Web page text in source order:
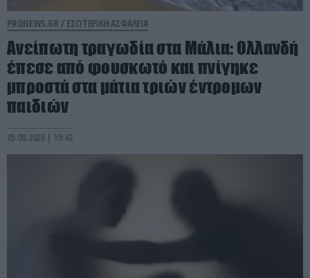
PRONEWS.GR / ΕΣΩΤΕΡΙΚΗ ΑΣΦΑΛΕΙΑ
Ανείπωτη τραγωδία στα Μάλια: Ολλανδή
έπεσε από φουσκωτό και πνίγηκε
μπροστά στα μάτια τριών έντρομων
παιδιών
05.08.2026 | 19:42